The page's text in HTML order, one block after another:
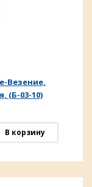
Везение,
(Б-03-10)
В корзину